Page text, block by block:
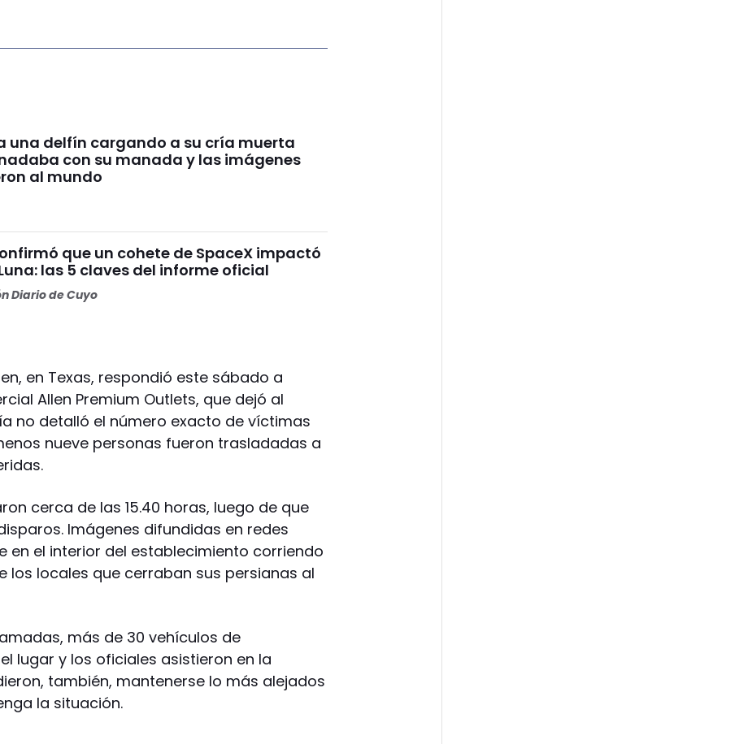
una delfín cargando a su cría muerta
con su manada y las imágenes
al mundo
que un cohete de SpaceX impactó
las 5 claves del informe oficial
Diario de Cuyo
en Texas, respondió este sábado a
Allen Premium Outlets, que dejó al
no detalló el número exacto de víctimas
nueve personas fueron trasladadas a
cerca de las 15.40 horas, luego de que
Imágenes difundidas en redes
en el interior del establecimiento corriendo
los locales que cerraban sus persianas al
más de 30 vehículos de
lugar y los oficiales asistieron en la
también, mantenerse lo más alejados
la situación.